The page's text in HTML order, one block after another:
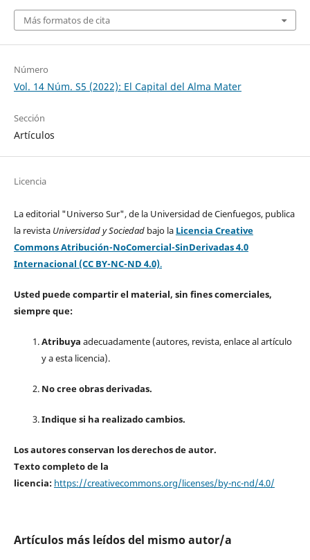
Más formatos de cita
Número
Vol. 14 Núm. S5 (2022): El Capital del Alma Mater
Sección
Artículos
Licencia
La editorial "Universo Sur", de la Universidad de Cienfuegos, publica
la revista Universidad y Sociedad bajo la Licencia Creative
Commons Atribución-NoComercial-SinDerivadas 4.0
Internacional (CC BY-NC-ND 4.0).
Usted puede compartir el material, sin fines comerciales,
siempre que:
Atribuya adecuadamente (autores, revista, enlace al artículo
y a esta licencia).
No cree obras derivadas.
Indique si ha realizado cambios.
Los autores conservan los derechos de autor.
Texto completo de la
licencia: https://creativecommons.org/licenses/by-nc-nd/4.0/
Artículos más leídos del mismo autor/a